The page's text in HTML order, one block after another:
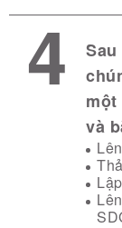
4
một
và